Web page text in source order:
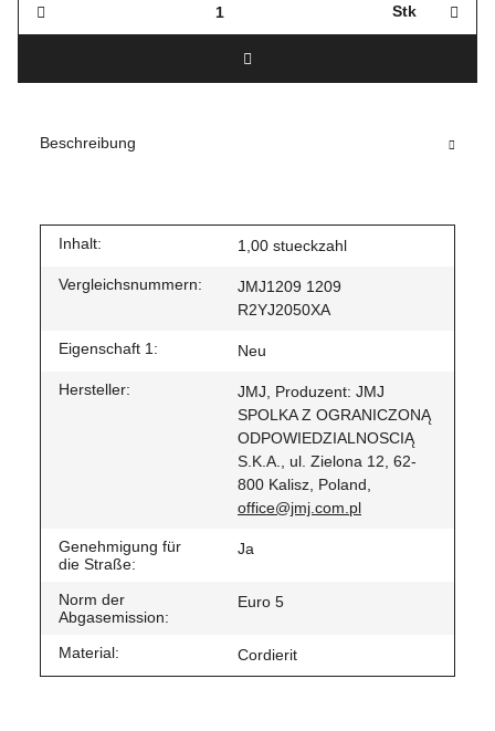
Stk
Beschreibung
Inhalt: 1,00 stueckzahl
Vergleichsnummern:
JMJ1209 1209
R2YJ2050XA
Eigenschaft 1: Neu
Hersteller:
JMJ, Produzent: JMJ
SPOLKA Z OGRANICZONĄ
ODPOWIEDZIALNOSCIĄ
S.K.A., ul. Zielona 12, 62-
800 Kalisz, Poland,
office@jmj.com.pl
Genehmigung für
die Straße:
Ja
Norm der
Abgasemission:
Euro 5
Material: Cordierit